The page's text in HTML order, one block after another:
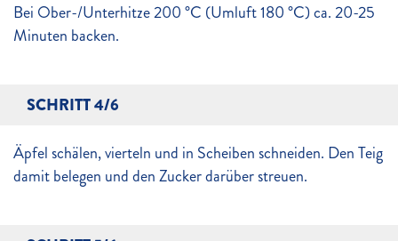
Bei Ober-/Unterhitze 200 °C (Umluft 180 °C) ca. 20-25
Minuten backen.
SCHRITT 4/6
Äpfel schälen, vierteln und in Scheiben schneiden. Den Teig
damit belegen und den Zucker darüber streuen.